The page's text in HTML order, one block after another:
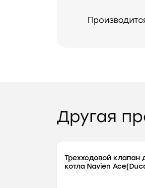
Другая
Трехходовой клапан
котла Navien